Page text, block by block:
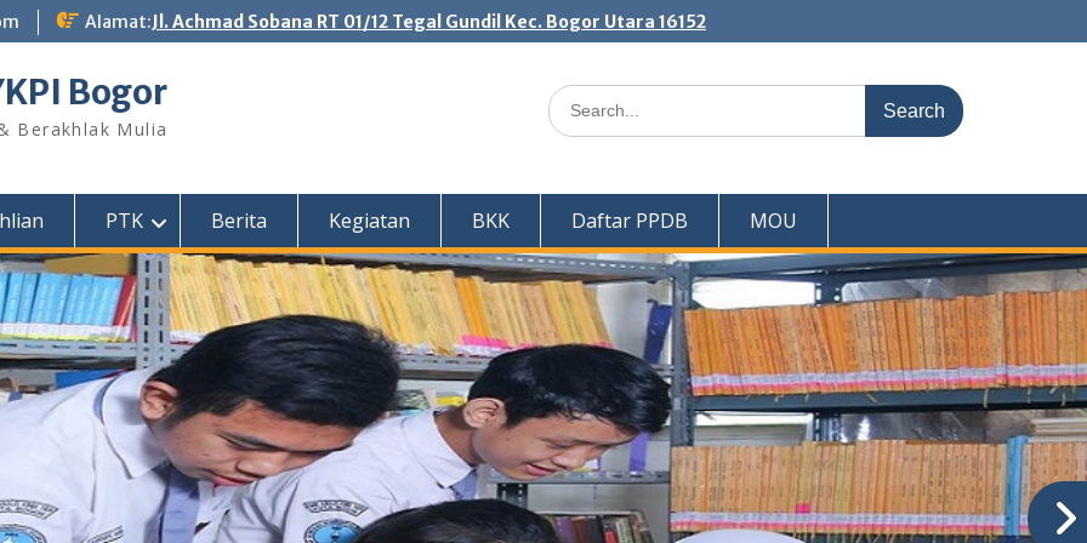
Alamat:Jl. Achmad Sobana RT 01/12 Tegal Gundil Kec. Bogor Utara 16152
Bogor
Berakhlak Mulia
Search
for:
PTK Berita Kegiatan BKK Daftar PPDB MOU